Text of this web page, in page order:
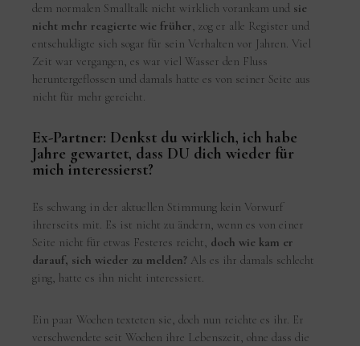
dem normalen Smalltalk nicht wirklich vorankam und sie
nicht mehr reagierte wie früher, zog er alle Register und
entschuldigte sich sogar für sein Verhalten vor Jahren. Viel
Zeit war vergangen, es war viel Wasser den Fluss
heruntergeflossen und damals hatte es von seiner Seite aus
nicht für mehr gereicht.
Ex-Partner: Denkst du wirklich, ich habe
Jahre gewartet, dass DU dich wieder für
mich interessierst?
Es schwang in der aktuellen Stimmung kein Vorwurf
ihrerseits mit. Es ist nicht zu ändern, wenn es von einer
Seite nicht für etwas Festeres reicht, doch wie kam er
darauf, sich wieder zu melden? Als es ihr damals schlecht
ging, hatte es ihn nicht interessiert.
Ein paar Wochen texteten sie, doch nun reichte es ihr. Er
verschwendete seit Wochen ihre Lebenszeit, ohne dass die